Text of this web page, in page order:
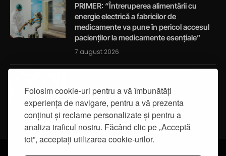
Folosim cookie-uri pentru a vă îmbunătăți
experiența de navigare, pentru a vă prezenta
conținut și reclame personalizate și pentru a
analiza traficul nostru. Făcând clic pe „Acceptă
tot”, acceptați utilizarea cookie-urilor.
PRIMER: “Întreruperea alimentării cu
energie electrică a fabricilor de
medicamente va pune în pericol accesul
pacienților la medicamente esențiale”
7 august 2026
integrității
7 august 2026